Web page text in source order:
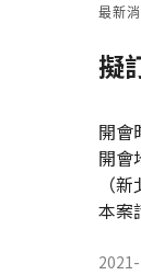
最新
擬
開會
開會
（
本案